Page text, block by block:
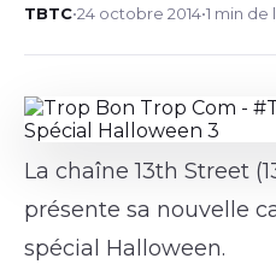
TBTC•24 octobre 2014•1 min de
La chaîne 13th Street
présente sa nouvelle
spécial Halloween.